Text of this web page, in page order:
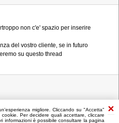
migliore. Cliccando su "Accetta"
Per decidere quali accettare, cliccare
informazioni è possibile consultare la pagina
non c'e' spazio per inserire
del vostro cliente, se in futuro
su questo thread